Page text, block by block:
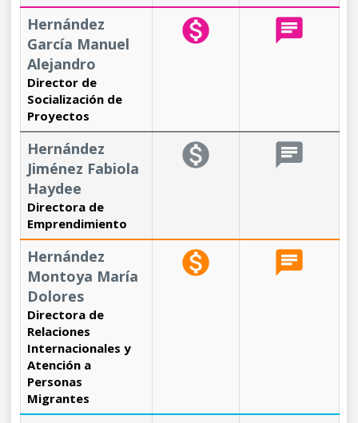
Hernández
García Manuel
Alejandro
Director de
Socialización de
Proyectos
monetization_on chat
Hernández
Jiménez Fabiola
Haydee
Directora de
Emprendimiento
monetization_on chat
Hernández
Montoya María
Dolores
Directora de
Relaciones
Internacionales y
Atención a
Personas
Migrantes
monetization_on chat